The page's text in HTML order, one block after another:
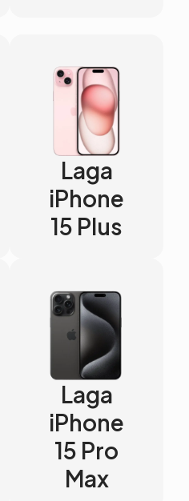
Laga
iPhone
15 Plus
Laga
iPhone
15 Pro
Max